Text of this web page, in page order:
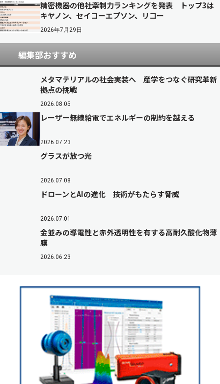
精密機器の他社牽制力ランキングを発表 トップ3は
キヤノン、セイコーエプソン、リコー
2026年7月29日
編集部おすすめ
メタマテリアルの社会実装へ 産学をつなぐ研究革新
拠点の挑戦
2026.08.05
レーザー無線給電でエネルギーの制約を越える
2026.07.23
グラスが放つ光
2026.07.08
ドローンとAIの進化 技術がもたらす脅威
2026.07.01
金並みの導電性と赤外透明性を有する高耐久酸化物薄
膜
2026.06.23